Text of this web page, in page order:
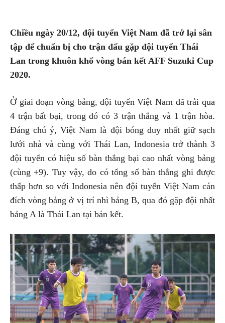
Chiều ngày 20/12, đội tuyển Việt Nam đã trở lại sân
tập để chuẩn bị cho trận đấu gặp đội tuyển Thái
Lan trong khuôn khổ vòng bán kết AFF Suzuki Cup
2020.
Ở giai đoạn vòng bảng, đội tuyển Việt Nam đã trải qua
4 trận bất bại, trong đó có 3 trận thắng và 1 trận hòa.
Đáng chú ý, Việt Nam là đội bóng duy nhất giữ sạch
lưới nhà và cùng với Thái Lan, Indonesia trở thành 3
đội tuyển có hiệu số bàn thắng bại cao nhất vòng bảng
(cùng +9). Tuy vậy, do có tổng số bàn thắng ghi được
thấp hơn so với Indonesia nên đội tuyển Việt Nam cán
đích vòng bảng ở vị trí nhì bảng B, qua đó gặp đội nhất
bảng A là Thái Lan tại bán kết.